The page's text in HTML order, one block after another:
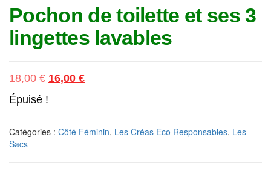
Pochon de toilette et ses 3
lingettes lavables
18,00€ Le prix initial était : 18,00 €.
16,00 €Le prix actuel est : 16,00 €.
Épuisé !
Catégories : Côté Féminin, Les Créas Eco Responsables, Les
Sacs